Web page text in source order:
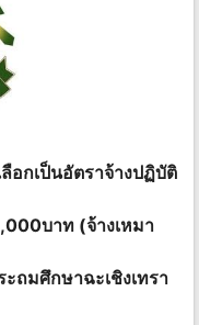
อกเป็นอัตราจ้างปฏิบัติ
บาท (จ้างเหมา
ถมศึกษาฉะเชิงเทรา